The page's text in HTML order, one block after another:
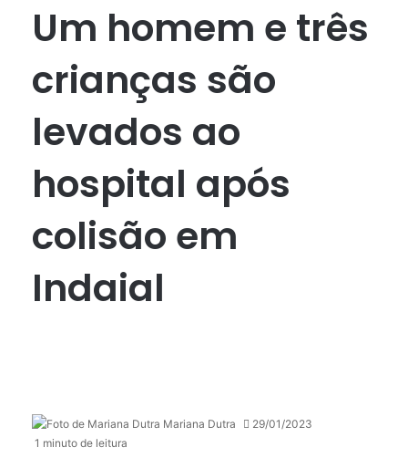
Um homem e três
crianças são
levados ao
hospital após
colisão em
Indaial
Mariana Dutra
29/01/2023
1 minuto de leitura